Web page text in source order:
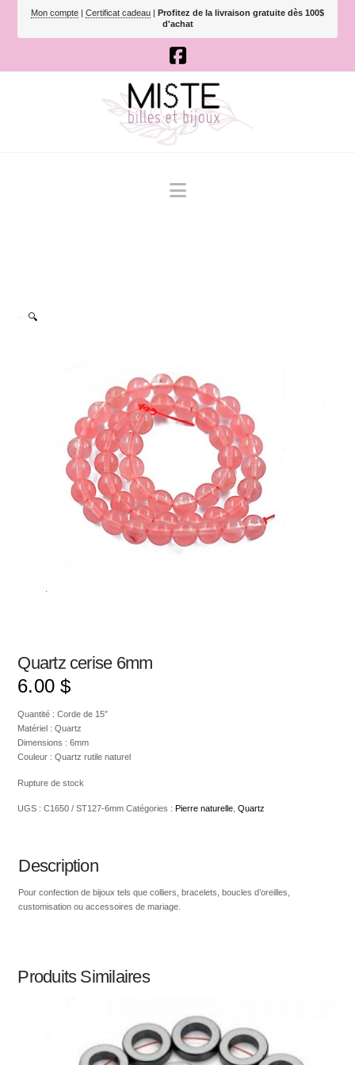
Mon compte | Certificat cadeau | Profitez de la livraison gratuite dès 100$
d'achat
Navigation
🔍
Quartz cerise 6mm
6.00 $
Quantité : Corde de 15″
Matériel : Quartz
Dimensions : 6mm
Couleur : Quartz rutile naturel
Rupture de stock
UGS :C1650 / ST127-6mm Catégories :Pierre naturelle ,Quartz
Description
Pour confection de bijoux tels que colliers, bracelets, boucles d’oreilles,
customisation ou accessoires de mariage.
Produits Similaires